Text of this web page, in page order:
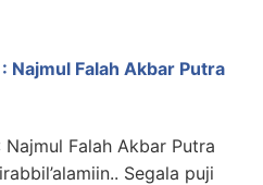
Najmul Falah Akbar Putra
Najmul Falah Akbar Putra
Segala puji